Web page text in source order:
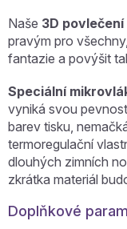
Naše 3D povlečení
pravým pro
fantazie a povýšit
Speciální
vyniká svou
barev tisku,
termoregulační
dlouhých zimních
zkrátka materiál
Doplňkové